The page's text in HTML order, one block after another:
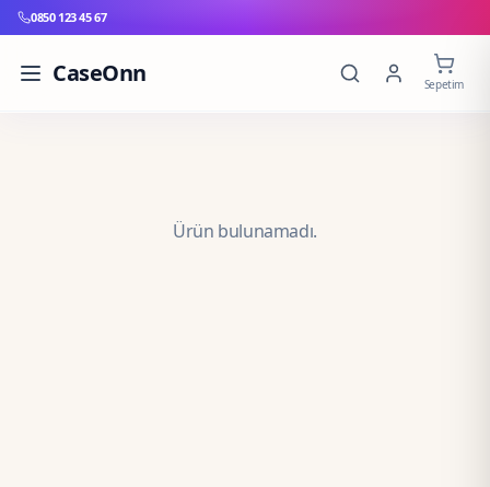
0850 123 45 67
CaseOnn Sepetim
Ürün bulunamadı.